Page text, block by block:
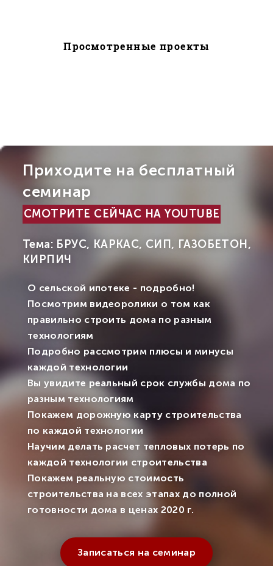
Просмотренные проекты
Приходите на бесплатный
семинар
СМОТРИТЕ СЕЙЧАС НА YOUTUBE
Тема: БРУС, КАРКАС, СИП, ГАЗОБЕТОН,
КИРПИЧ
О сельской ипотеке - подробно!
Посмотрим видеоролики о том как
правильно строить дома по разным
технологиям
Подробно рассмотрим плюсы и минусы
каждой технологии
Вы увидите реальный срок службы дома по
разным технологиям
Покажем дорожную карту строительства
по каждой технологии
Научим делать расчет тепловых потерь по
каждой технологии строительства
Покажем реальную стоимость
строительства на всех этапах до полной
готовности дома в ценах 2020 г.
Записаться на семинар